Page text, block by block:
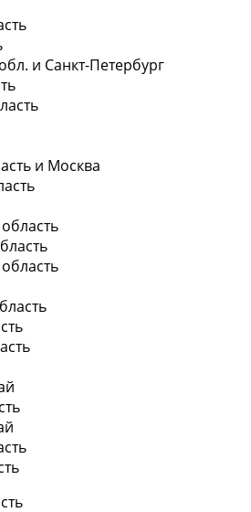
и Санкт-Петербург
и Москва